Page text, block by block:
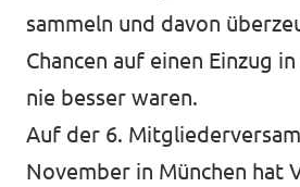
sammeln und davon
Chancen auf einen Einzug
nie besser waren.
Auf der 6.
November in München hat